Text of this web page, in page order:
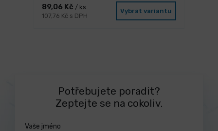
89,06 Kč / ks
107,76 Kč s DPH
Vybrat variantu
Potřebujete poradit?
Zeptejte se na cokoliv.
Vaše jméno